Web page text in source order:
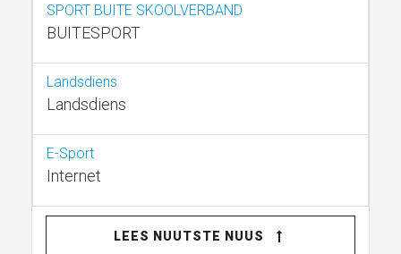
SPORT BUITE SKOOLVERBAND
BUITESPORT
Landsdiens
Landsdiens
E-Sport
Internet
LEES NUUTSTE NUUS